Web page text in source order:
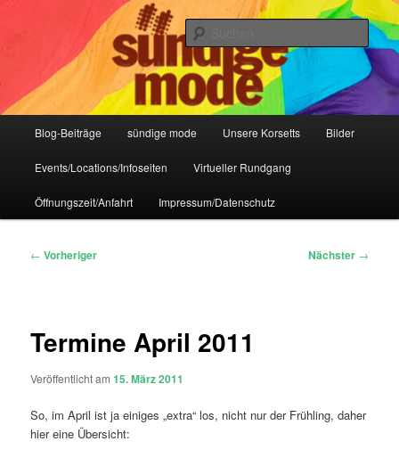
Sündige Mode Frankfurt
IHR Laden für Korsetts, Lifestyle-Mode, Club- und Dark-Wear seit 2004
Blog-Beiträge sündige mode Unsere Korsetts Bilder
Events/Locations/Infoseiten Virtueller Rundgang
Öffnungszeit/Anfahrt Impressum/Datenschutz
Beitragsnavigation
← Vorheriger Nächster →
Termine April 2011
Veröffentlicht am15. März 2011
So, im April ist ja einiges „extra“ los, nicht nur der Frühling, daher
hier eine Übersicht: